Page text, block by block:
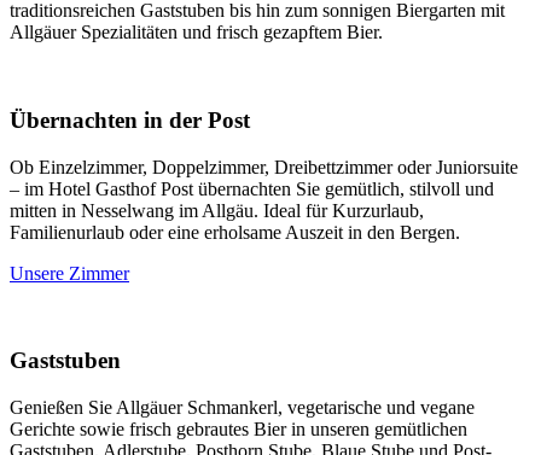
traditionsreichen Gaststuben bis hin zum sonnigen Biergarten mit
Allgäuer Spezialitäten und frisch gezapftem Bier.
Übernachten in der Post
Ob Einzelzimmer, Doppelzimmer, Dreibettzimmer oder Juniorsuite
– im Hotel Gasthof Post übernachten Sie gemütlich, stilvoll und
mitten in Nesselwang im Allgäu. Ideal für Kurzurlaub,
Familienurlaub oder eine erholsame Auszeit in den Bergen.
Unsere Zimmer
Gaststuben
Genießen Sie Allgäuer Schmankerl, vegetarische und vegane
Gerichte sowie frisch gebrautes Bier in unseren gemütlichen
Gaststuben. Adlerstube, Posthorn Stube, Blaue Stube und Post-